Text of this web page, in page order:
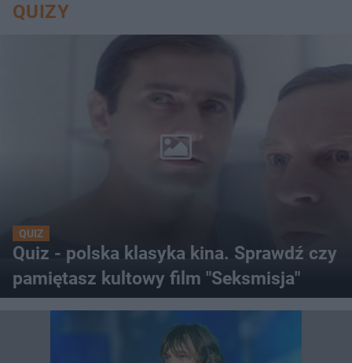
QUIZY
QUIZ
Quiz - polska klasyka kina. Sprawdź czy
pamiętasz kultowy film "Seksmisja"